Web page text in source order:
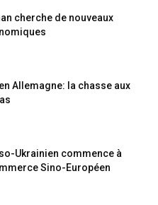
cherche de nouveaux
Allemagne: la chasse aux
Ukrainien commence à
Sino-Européen